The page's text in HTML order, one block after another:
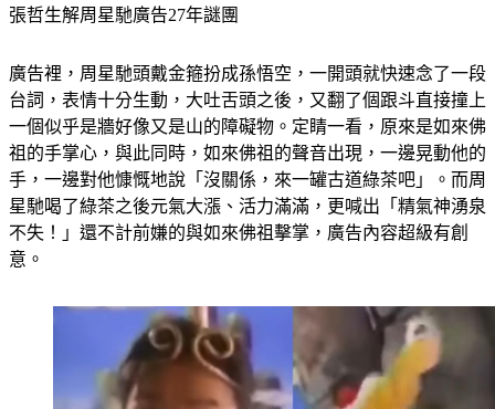
張哲生解周星馳廣告27年謎團
廣告裡，周星馳頭戴金箍扮成孫悟空，一開頭就快速念了一段
台詞，表情十分生動，大吐舌頭之後，又翻了個跟斗直接撞上
一個似乎是牆好像又是山的障礙物。定睛一看，原來是如來佛
祖的手掌心，與此同時，如來佛祖的聲音出現，一邊晃動他的
手，一邊對他慷慨地說「沒關係，來一罐古道綠茶吧」。而周
星馳喝了綠茶之後元氣大漲、活力滿滿，更喊出「精氣神湧泉
不失！」還不計前嫌的與如來佛祖擊掌，廣告內容超級有創
意。